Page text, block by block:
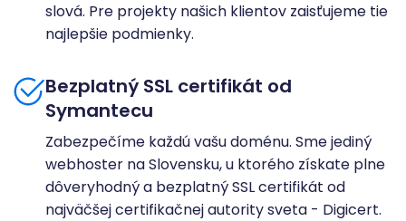
slová. Pre projekty našich klientov zaisťujeme tie
najlepšie podmienky.
Bezplatný SSL certifikát od
Symantecu
Zabezpečíme každú vašu doménu. Sme jediný
webhoster na Slovensku, u ktorého získate plne
dôveryhodný a bezplatný SSL certifikát od
najväčšej certifikačnej autority sveta - Digicert.